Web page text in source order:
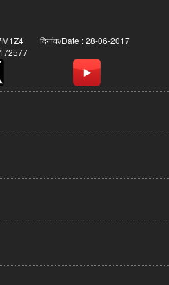
दिनांक/Date : 28-06-2017